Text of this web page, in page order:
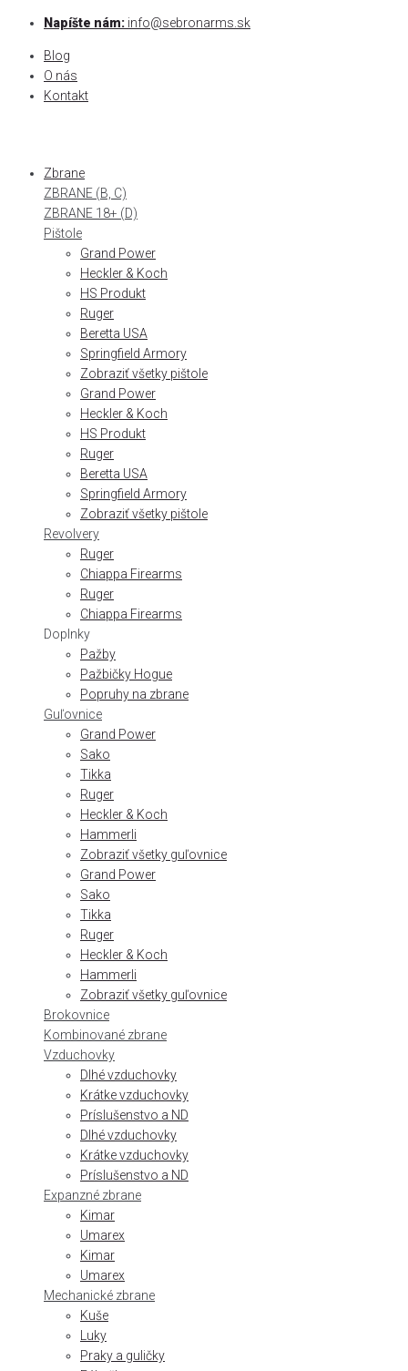
Skip
content
Napíšte nám: info@sebronarms.sk
Blog
O nás
Kontakt
Zbrane
ZBRANE (B, C)
ZBRANE 18+ (D)
Pištole
Grand Power
Heckler & Koch
HS Produkt
Ruger
Beretta USA
Springfield Armory
Zobraziť všetky pištole
Grand Power
Heckler & Koch
HS Produkt
Ruger
Beretta USA
Springfield Armory
Zobraziť všetky pištole
Revolvery
Ruger
Chiappa Firearms
Ruger
Chiappa Firearms
Doplnky
Pažby
Pažbičky Hogue
Popruhy na zbrane
Guľovnice
Grand Power
Sako
Tikka
Ruger
Heckler & Koch
Hammerli
Zobraziť všetky guľovnice
Grand Power
Sako
Tikka
Ruger
Heckler & Koch
Hammerli
Zobraziť všetky guľovnice
Brokovnice
Kombinované zbrane
Vzduchovky
Dlhé vzduchovky
Krátke vzduchovky
Príslušenstvo a ND
Dlhé vzduchovky
Krátke vzduchovky
Príslušenstvo a ND
Expanzné zbrane
Kimar
Umarex
Kimar
Umarex
Mechanické zbrane
Kuše
Luky
Praky a guličky